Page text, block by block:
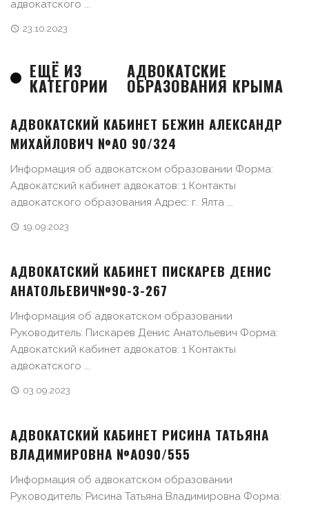
адвокатского ...
23.10.2023
ЕЩЁ ИЗ
КАТЕГОРИИ
АДВОКАТСКИЕ
ОБРАЗОВАНИЯ КРЫМА
АДВОКАТСКИЙ КАБИНЕТ БЕЖИН АЛЕКСАНДР
МИХАЙЛОВИЧ №АО 90/324
Информация об адвокатском образовании Форма:
Адвокатский кабинет адвокатов: 1 Контакты
адвокатского образования Адрес: г. Ялта ...
19.09.2023
АДВОКАТСКИЙ КАБИНЕТ ПИСКАРЕВ ДЕНИС
АНАТОЛЬЕВИЧ№90-3-267
Информация об адвокатском образовании
Руководитель: Пискарев Денис Анатольевич Форма:
Адвокатский кабинет адвокатов: 1 Контакты
адвокатского ...
03.09.2023
АДВОКАТСКИЙ КАБИНЕТ РИСИНА ТАТЬЯНА
ВЛАДИМИРОВНА №АО90/555
Информация об адвокатском образовании
Руководитель: Рисина Татьяна Владимировна Форма: